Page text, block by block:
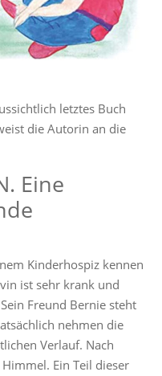
letztes Buch
die Autorin an die
Eine
Kinderhospiz kennen
ist sehr krank und
Freund Bernie steht
nehmen die
Verlauf. Nach
Ein Teil dieser